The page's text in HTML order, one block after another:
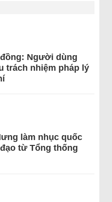
Người dùng
trách nhiệm pháp lý
làm nhục quốc
từ Tổng thống